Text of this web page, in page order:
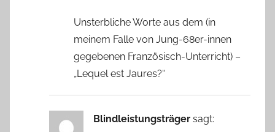
Unsterbliche Worte aus dem (in
meinem Falle von Jung-68er-innen
gegebenen Französisch-Unterricht) –
„Lequel est Jaures?“
Blindleistungsträger sagt: